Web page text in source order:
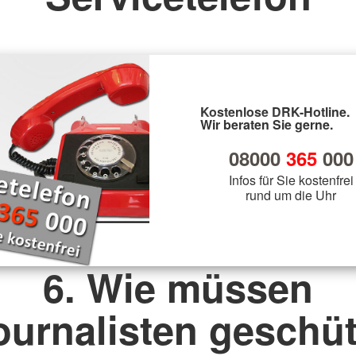
Kostenlose DRK-Hotline.
Wir beraten Sie gerne.
08000 365000
Infos für Sie kostenfrei
rund um die Uhr
6. Wie müssen